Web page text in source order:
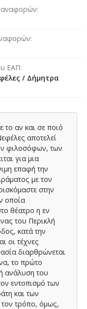
αναφορών
ΕΑΠ
/ Δήμητρα
το αν και σε ποιό
αποτελεί
φιλοσόφων, των
για μια
επαφή την
με τον
στην
οποία
θέατρο η εν
του Περικλή
κατά την
οι τέχνες
διαρθρώνεται
το πρώτο
ανάλυση του
εντοπισμό των
και των
τρόπο, όμως,